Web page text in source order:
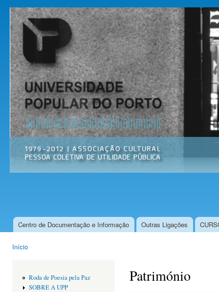
Universidade
Popular do
Porto
Associação
Cultural
Menu principal
Centro de Documentação e Informação Outras Ligações
Início
Roda de Poesia pela Paz
SOBRE A UPP
Património